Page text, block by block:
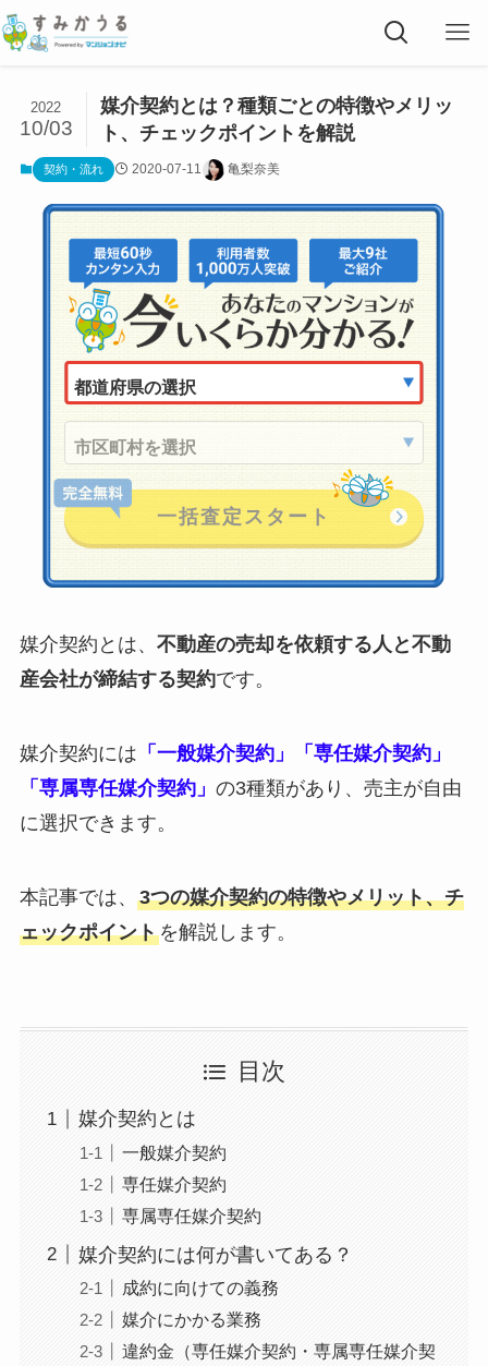
媒介契約とは？種類ごとの特徴やメリッ
ト、チェックポイントを解説
2022
10/03
契約・流れ 2020-07-11 亀梨奈美
媒介契約とは、 不動産の売却を依頼する人と不動
産会社が締結する契約です。
媒介契約には 「一般媒介契約」「専任媒介契約」
「専属専任媒介契約」 の3種類があり、売主が自由
に選択できます。
本記事では、 3つの媒介契約の特徴やメリット、チ
ェックポイントを解説します。
目次
媒介契約とは
一般媒介契約
専任媒介契約
専属専任媒介契約
媒介契約には何が書いてある？
成約に向けての義務
媒介にかかる業務
違約金（専任媒介契約・専属専任媒介契